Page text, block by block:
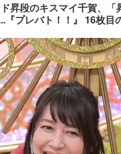
ス
そ
ショ
方法
昇段のキスマイ千賀、「
『プレバト！！』 16枚目